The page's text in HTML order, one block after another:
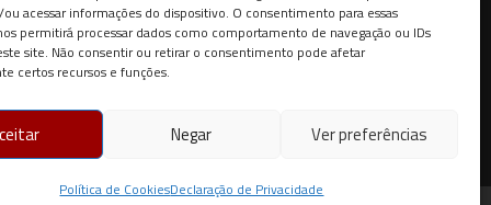
acessar informações do dispositivo. O consentimento para essas
permitirá processar dados como comportamento de navegação ou IDs
site. Não consentir ou retirar o consentimento pode afetar
certos recursos e funções.
Negar Ver preferências
Política de CookiesDeclaração de Privacidade
21 de agosto de 2021